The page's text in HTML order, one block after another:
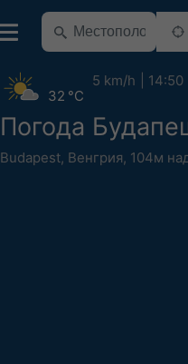
Погода
Budapest, Венгрия, 104м
32 °C
5 km/h 14:50